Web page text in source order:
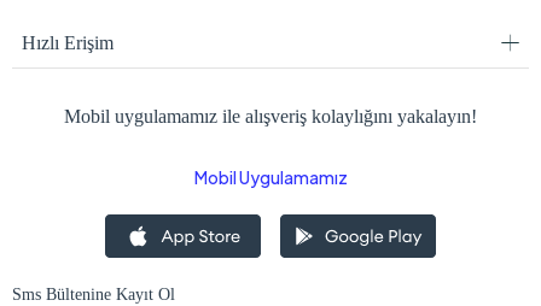
Hızlı Erişim
Mobil uygulamamız ile alışveriş kolaylığını yakalayın!
Mobil Uygulamamız
Sms Bültenine Kayıt Ol